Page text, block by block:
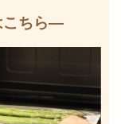
こちら—